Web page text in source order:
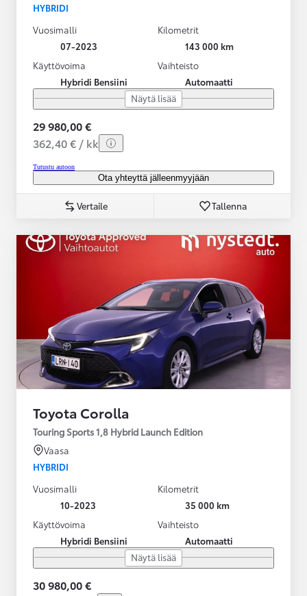
HYBRIDI
Vuosimalli
07-2023
Kilometrit
143 000 km
Käyttövoima
Hybridi Bensiini
Vaihteisto
Automaatti
Näytä lisää
29 980,00 €
362,40 € / kk
Tutustu autoon
Ota yhteyttä jälleenmyyjään
Vertaile Tallenna
Toyota Corolla
Touring Sports 1,8 Hybrid Launch Edition
Vaasa
HYBRIDI
Vuosimalli
10-2023
Kilometrit
35 000 km
Käyttövoima
Hybridi Bensiini
Vaihteisto
Automaatti
Näytä lisää
30 980,00 €